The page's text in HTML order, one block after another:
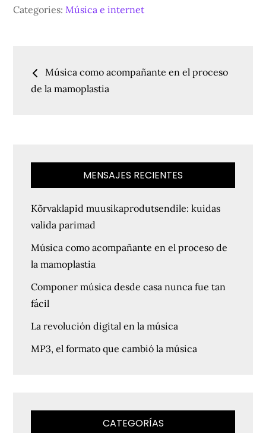
on
Categories:Música e internet
Navegación
deMúsica como acompañante en el proceso
de la mamoplastia
MENSAJES RECIENTES
Kõrvaklapid muusikaprodutsendile: kuidas
valida parimad
Música como acompañante en el proceso de
la mamoplastia
Componer música desde casa nunca fue tan
fácil
La revolución digital en la música
MP3, el formato que cambió la música
CATEGORÍAS